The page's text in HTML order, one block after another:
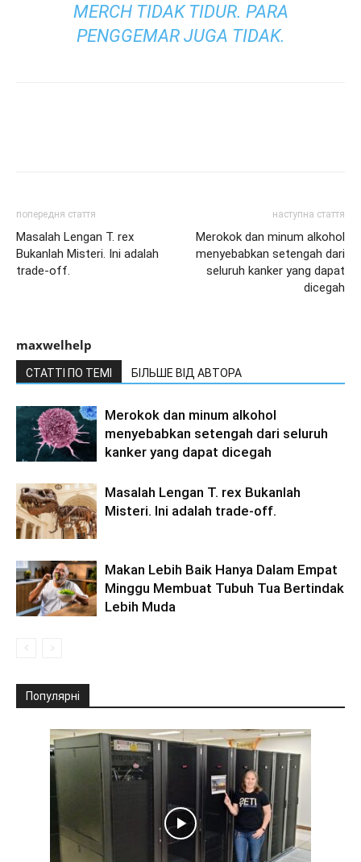
MERCH TIDAK TIDUR. PARA
PENGGEMAR JUGA TIDAK.
попередня стаття
Masalah Lengan T. rex
Bukanlah Misteri. Ini adalah
trade-off.
наступна стаття
Merokok dan minum alkohol
menyebabkan setengah dari
seluruh kanker yang dapat
dicegah
maxwelhelp
СТАТТІ ПО ТЕМІ БІЛЬШЕ ВІД АВТОРА
Merokok dan minum alkohol
menyebabkan setengah dari seluruh
kanker yang dapat dicegah
Masalah Lengan T. rex Bukanlah
Misteri. Ini adalah trade-off.
Makan Lebih Baik Hanya Dalam Empat
Minggu Membuat Tubuh Tua Bertindak
Lebih Muda
Популярні